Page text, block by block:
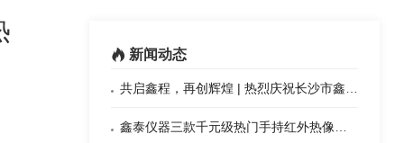
 新闻动态
共启鑫程，再创辉煌 | 热烈庆祝长沙市鑫泰仪器有限公司盛大开业！
鑫泰仪器三款千元级热门手持红外热像仪 哪款适合你